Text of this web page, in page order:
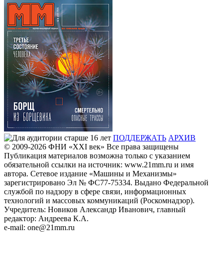
ПОДДЕРЖАТЬ АРХИВ
© 2009-2026 ФHИ «XXI век» Все права защищены
Публикация материалов возможна только с указанием
обязательной ссылки на источник: www.21mm.ru и имя
автора. Сетевое издание «Машины и Механизмы»
зарегистрировано Эл № ФС77-75334. Выдано Федеральной
службой по надзору в сфере связи, информационных
технологий и массовых коммуникаций (Роскомнадзор).
Учредитель: Новиков Александр Иванович, главный
редактор: Андреева К.А.
e-mail: one@21mm.ru